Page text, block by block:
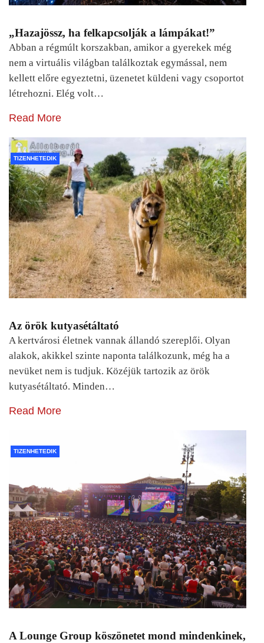
„Hazajössz, ha felkapcsolják a lámpákat!”
Abban a régmúlt korszakban, amikor a gyerekek még
nem a virtuális világban találkoztak egymással, nem
kellett előre egyeztetni, üzenetet küldeni vagy csoportot
létrehozni. Elég volt…
Read More
TIZENHETEDIK
Az örök kutyasétáltató
A kertvárosi életnek vannak állandó szereplői. Olyan
alakok, akikkel szinte naponta találkozunk, még ha a
nevüket nem is tudjuk. Közéjük tartozik az örök
kutyasétáltató. Minden…
Read More
TIZENHETEDIK
A Lounge Group köszönetet mond mindenkinek,